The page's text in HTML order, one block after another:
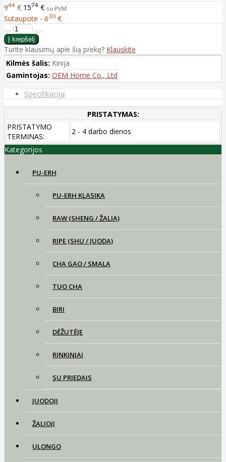
944 € 1574 € su PVM
Sutaupote - 630 €
Turite klausimų apie šią prekę? Klauskite
Kilmės šalis: Kinija
Gamintojas: OEM Home Co., Ltd
Specifikacija
PRISTATYMAS:
PRISTATYMO
TERMINAS:
2 - 4 darbo dienos
Kategorijos
PU-ERH
PU-ERH KLASIKA
RAW (SHENG / ŽALIA)
RIPE (SHU / JUODA)
CHA GAO / SMALA
TUO CHA
BIRI
DĖŽUTĖJE
RINKINIAI
SU PRIEDAIS
JUODOJI
ŽALIOJI
ULONGO